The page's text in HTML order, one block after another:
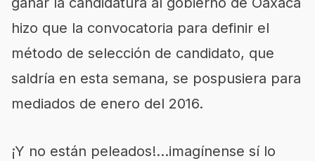
hizo que la convocatoria para definir el
método de selección de candidato, que
saldría en esta semana, se pospusiera para
mediados de enero del 2016.
¡Y no están peleados!…imagínense sí lo